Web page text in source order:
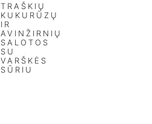
TRAŠKIŲ
KUKURŪZŲ
IR
AVINŽIRNIŲ
SALOTOS
SU
VARŠKĖS
SŪRIU